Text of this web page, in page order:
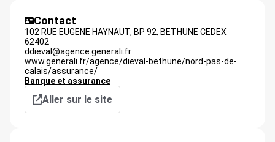
Contact
102 RUE EUGENE HAYNAUT, BP 92, BETHUNE CEDEX
62402
ddieval@agence.generali.fr
www.generali.fr/agence/dieval-bethune/nord-pas-de-
calais/assurance/
Banque et assurance
Aller sur le site